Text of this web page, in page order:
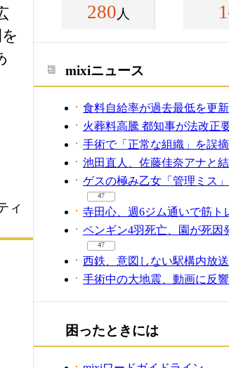
ィ
280 人 1
mixiニュース
食料自給率が過去最低を更新
火葬料高騰 都知事が法改正
手術で「正常な組織」を誤
池田直人、佐藤佳奈アナと
ゲスの極み乙女「管理ミス
47
寺田心、週6ジム通いで筋ト
ペンギン4羽死亡、園が死因
47
西鉄、意図しない駅構内放送
手術中の大地震、動画に反響
困ったときには